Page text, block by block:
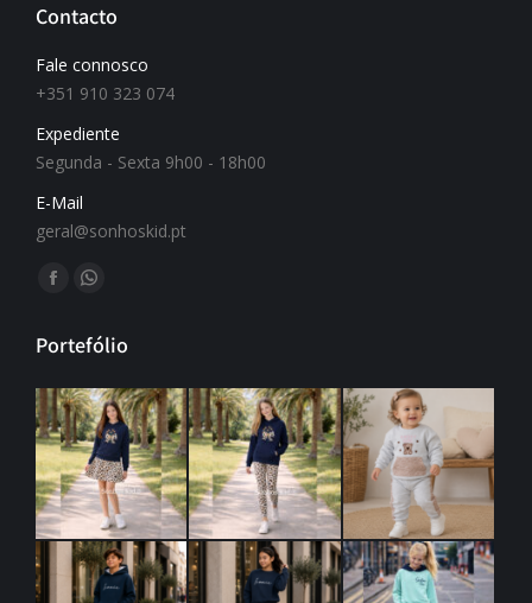
Contacto
Fale connosco
+351 910 323 074
Expediente
Segunda - Sexta 9h00 - 18h00
E-Mail
geral@sonhoskid.pt
Find us on:
Portefólio